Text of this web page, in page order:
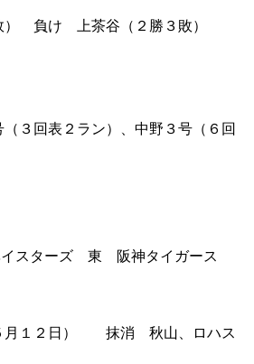
負け 上茶谷（２勝３敗）
表２ラン）、中野３号（６回
スターズ 東 阪神タイガース
２日） 抹消 秋山、ロハス